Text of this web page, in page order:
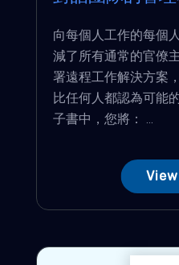
向每個人工作的每個
減了所有通常的官僚
署遠程工作解決方案
比任何人都認為可能
子書中，您將： ...